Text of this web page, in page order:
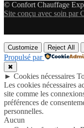
© Confort Chauffage
Site conçu avec soin par
Customize Reject All
Propulsé par
✖
► Cookies nécessaires
Les cookies nécessaires
site comme les
préférences de
personnelles.
Aucun